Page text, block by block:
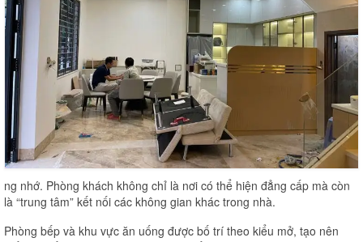
ng nhớ. Phòng khách không chỉ là nơi có thể hiện đẳng cấp mà còn
là “trung tâm” kết nối các không gian khác trong nhà.
Phòng bếp và khu vực ăn uống được bố trí theo kiểu mở, tạo nên